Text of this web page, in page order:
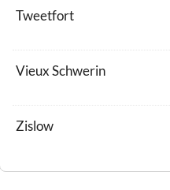
Tweetfort
Vieux Schwerin
Zislow